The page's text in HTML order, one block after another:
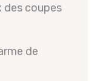
des coupes
de